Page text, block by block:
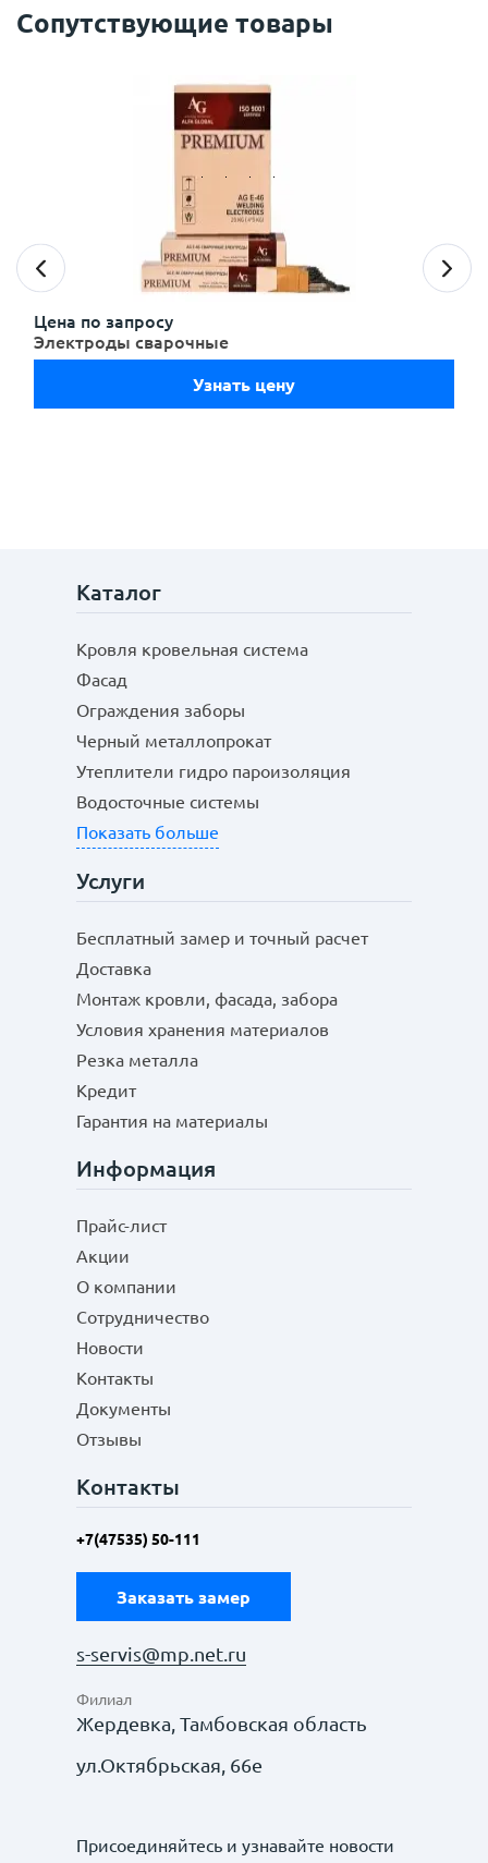
ознакомлен(-а) и даю согласие
персональных данных
с политикой конфиденциальности
ознакомлен(-а)
и даю согласие
Отправить
Сопутствующие товары
Цена по запросу
Электроды сварочные
Узнать цену
Каталог
Кровля кровельная система
Фасад
Ограждения заборы
Черный металлопрокат
Утеплители гидро пароизоляция
Водосточные системы
Показать больше
Услуги
Бесплатный замер и точный расчет
Доставка
Монтаж кровли, фасада, забора
Условия хранения материалов
Резка металла
Кредит
Гарантия на материалы
Информация
Прайс-лист
Акции
О компании
Сотрудничество
Новости
Контакты
Документы
Отзывы
Контакты
+7(47535) 50-111
Заказать замер
s-servis@mp.net.ru
Филиал
Жердевка, Тамбовская область
ул.Октябрьская, 66е
Присоединяйтесь и узнавайте новости